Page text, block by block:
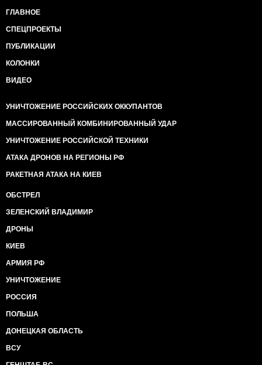
ГЛАВНОЕ
СПЕЦПРОЕКТЫ
ПУБЛИКАЦИИ
КОЛОНКИ
ВИДЕО
УНИЧТОЖЕНИЕ РОССИЙСКИХ ОККУПАНТОВ
МАССИРОВАННЫЙ КОМБИНИРОВАННЫЙ УДАР
УНИЧТОЖЕНИЕ РОССИЙСКОЙ ТЕХНИКИ
АТАКА ДРОНОВ НА РЕГИОНЫ РФ
РАКЕТНАЯ АТАКА НА КИЕВ
ОБСТРЕЛ
ЗЕЛЕНСКИЙ ВЛАДИМИР
ДРОНЫ
КИЕВ
АРМИЯ РФ
УНИЧТОЖЕНИЕ
РОССИЯ
ПОЛЬША
ДОНЕЦКАЯ ОБЛАСТЬ
ВСУ